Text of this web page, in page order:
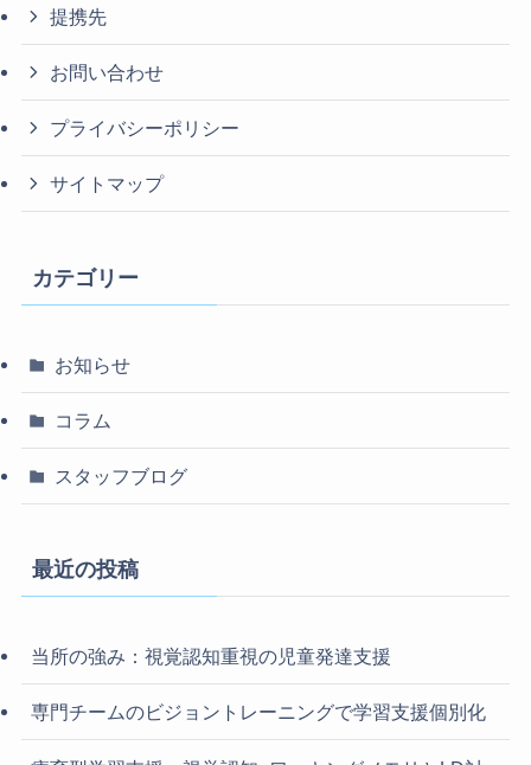
提携先
お問い合わせ
プライバシーポリシー
サイトマップ
カテゴリー
お知らせ
コラム
スタッフブログ
最近の投稿
当所の強み：視覚認知重視の児童発達支援
専門チームのビジョントレーニングで学習支援個別化